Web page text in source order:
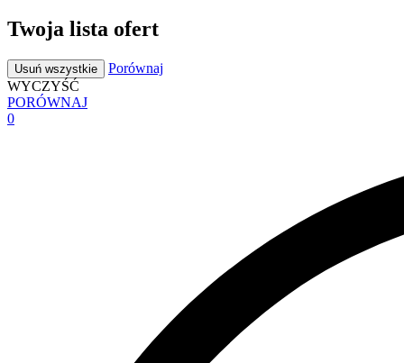
Twoja lista ofert
Usuń wszystkie
Porównaj
WYCZYŚĆ
PORÓWNAJ
0